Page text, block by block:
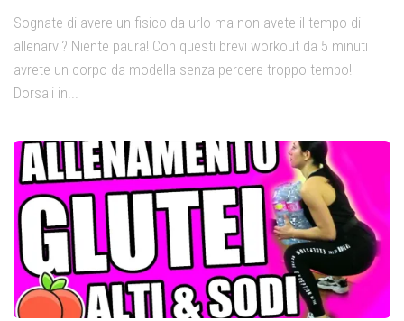
Sognate di avere un fisico da urlo ma non avete il tempo di
allenarvi? Niente paura! Con questi brevi workout da 5 minuti
avrete un corpo da modella senza perdere troppo tempo!
Dorsali in...